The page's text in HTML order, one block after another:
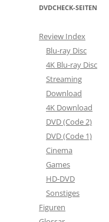
DVDCHECK-SEITEN
Review Index
Blu-ray Disc
4K Blu-ray Disc
Streaming
Download
4K Download
DVD (Code 2)
DVD (Code 1)
Cinema
Games
HD-DVD
Sonstiges
Figuren